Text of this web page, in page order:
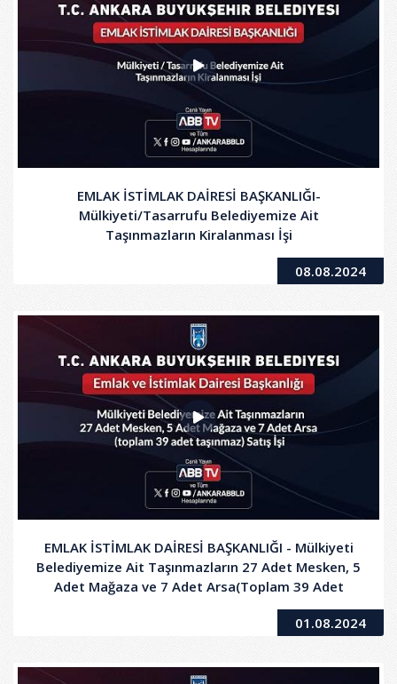
EMLAK İSTİMLAK DAİRESİ BAŞKANLIĞI-
Mülkiyeti/Tasarrufu Belediyemize Ait
Taşınmazların Kiralanması İşi
08.08.2024
EMLAK İSTİMLAK DAİRESİ BAŞKANLIĞI - Mülkiyeti
Belediyemize Ait Taşınmazların 27 Adet Mesken, 5
Adet Mağaza ve 7 Adet Arsa(Toplam 39 Adet
01.08.2024